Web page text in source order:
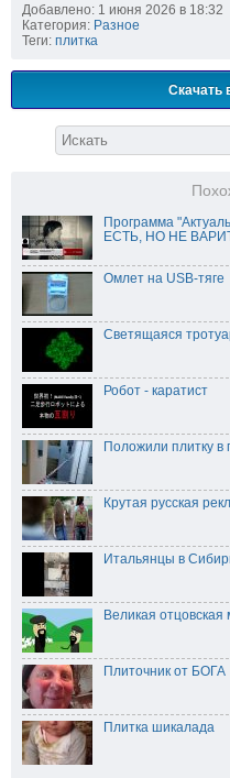
Добавлено: 1 июня 2026 в 18:32
Категория: Разное
Теги: плитка
Скачать
Программа
ЕСТЬ, НО НЕ
Омлет на USB-тяге
Светящаяся
Робот - каратист
Положили плитку в
Крутая русская
Итальянцы в
Великая отцовская
Плиточник от БОГА
Плитка шикалада